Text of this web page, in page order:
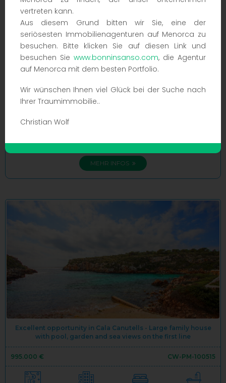
vertreten kann.
Aus diesem Grund bitten wir Sie, eine der
seriösesten Immobilienagenturen auf Menorca zu
besuchen. Bitte klicken Sie auf diesen Link und
besuchen Sie www.bonninsanso.com, die Agentur
auf Menorca mit dem besten Portfolio.
Wir wünschen Ihnen viel Glück bei der Suche nach
Ihrer Traumimmobilie..
Christian Wolf
Ausgezeichnete Gelegenheit in Cala Canutells - Großes
995.000 €
MEHR INFOS
Excellent opportunity in Cala Canutells - Large family house
with pool, garden and sea views on the first line
995.000 € CW-PM-100515